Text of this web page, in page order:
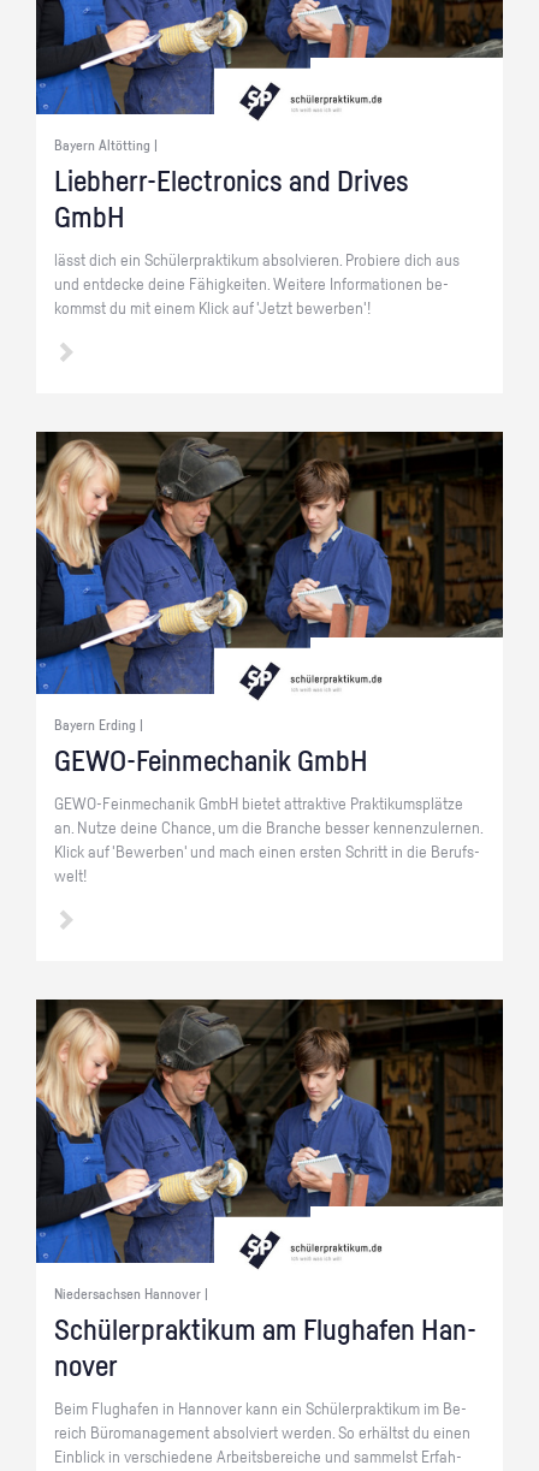
Bayern Altötting |
Lieb­herr-Elec­tro­nics and Dri­ves
GmbH
lässt dich ein Schü­ler­prak­ti­kum ab­sol­vie­ren. Pro­bie­re dich aus
und ent­de­cke deine Fä­hig­kei­ten. Wei­te­re In­for­ma­tio­nen be­
kommst du mit einem Klick auf 'Jetzt be­wer­ben'!
Bayern Erding |
GE­WO-Fein­me­cha­nik GmbH
GE­WO-Fein­me­cha­nik GmbH bie­tet at­trak­ti­ve Prak­ti­kums­plät­ze
an. Nutze deine Chan­ce, um die Bran­che bes­ser ken­nen­zu­ler­nen.
Klick auf 'Be­wer­ben' und mach einen ers­ten Schritt in die Be­rufs­
welt!
Niedersachsen Hannover |
Schü­ler­prak­ti­kum am Flug­ha­fen Han­
no­ver
Beim Flug­ha­fen in Han­no­ver kann ein Schü­ler­prak­ti­kum im Be­
reich Bü­ro­ma­nage­ment ab­sol­viert wer­den. So er­hältst du einen
Ein­blick in ver­schie­de­ne Ar­beits­be­rei­che und sam­melst Er­fah­